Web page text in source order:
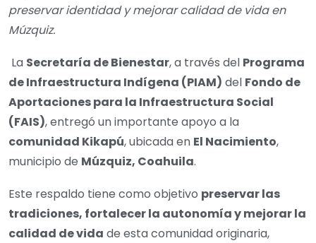
preservar identidad y mejorar calidad de vida en
Múzquiz.
La Secretaría de Bienestar, a través del Programa
de Infraestructura Indígena (PIAM) del Fondo de
Aportaciones para la Infraestructura Social
(FAIS), entregó un importante apoyo a la
comunidad Kikapú, ubicada en El Nacimiento,
municipio de Múzquiz, Coahuila.
Este respaldo tiene como objetivo preservar las
tradiciones, fortalecer la autonomía y mejorar la
calidad de vida de esta comunidad originaria,